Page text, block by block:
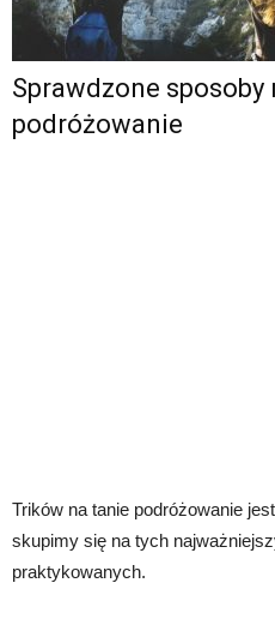
Sprawdzone sposoby
podróżowanie
Trików na tanie podróżowanie
skupimy się na tych
praktykowanych.